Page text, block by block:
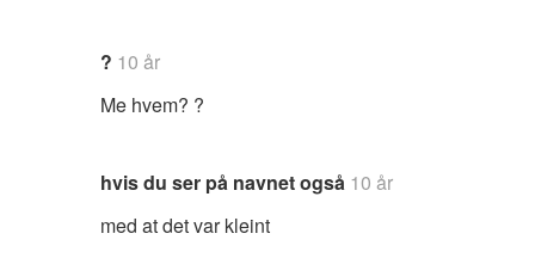
? 10 år
Me hvem? ?
hvis du ser på navnet også 10 år
med at det var kleint